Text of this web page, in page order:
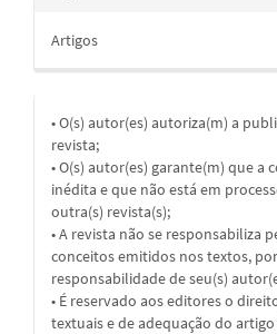
Artigos
• O(s) autor(es) autoriza(m) a
revista;
• O(s) autor(es) garante(m) que a
inédita e que não está em
outra(s) revista(s);
• A revista não se responsabiliza
conceitos emitidos nos textos,
responsabilidade de seu(s)
• É reservado aos editores o
textuais e de adequação do